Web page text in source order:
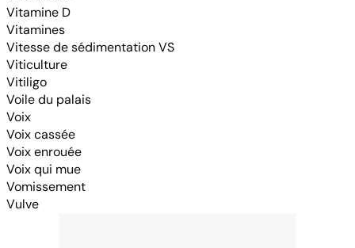
Vitamine D
Vitamines
Vitesse de sédimentation VS
Viticulture
Vitiligo
Voile du palais
Voix
Voix cassée
Voix enrouée
Voix qui mue
Vomissement
Vulve